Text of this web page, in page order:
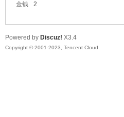
金钱
2
Powered by Discuz! X3.4
Copyright © 2001-2023, Tencent Cloud.